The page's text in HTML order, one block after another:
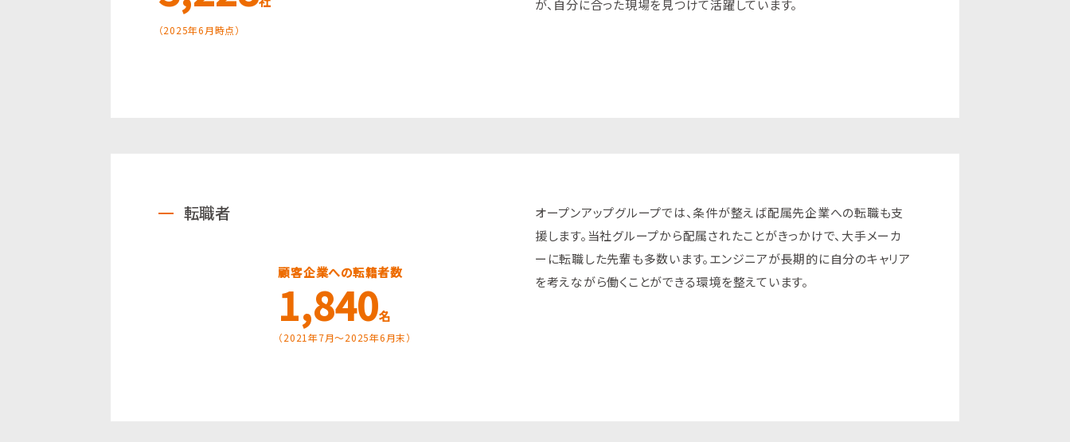
（2025年6月時点）
が、自分に合った現場を見つけて活躍しています。
転職者
顧客企業への転籍者数
1,840名
（2021年7月～2025年6月末）
オープンアップグループでは、条件が整えば配属先企業への転職も支
援します。当社グループから配属されたことがきっかけで、大手メーカ
ーに転職した先輩も多数います。エンジニアが長期的に自分のキャリア
を考えながら働くことができる環境を整えています。